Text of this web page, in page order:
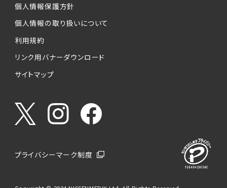
個人情報保護方針
個人情報の取り扱いについて
利用規約
リンク用バナーダウンロード
サイトマップ
プライバシーマーク制度